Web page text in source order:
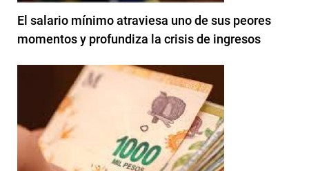
El salario mínimo atraviesa uno de sus peores
momentos y profundiza la crisis de ingresos